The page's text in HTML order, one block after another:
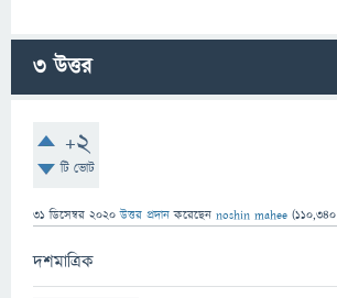
3উত্তর
+2
টি ভোট
31 ডিসেম্বর 2020 উত্তর প্রদান করেছেন noshin mahee (110,340
দশমাত্রিক